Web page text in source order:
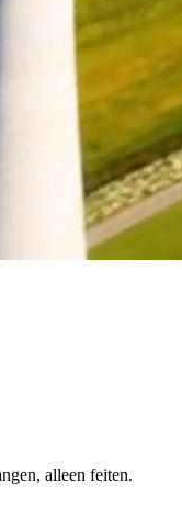
alleen feiten.